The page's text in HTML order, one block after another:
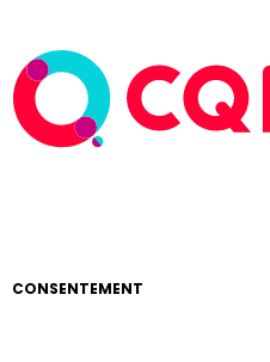
CONSENTEMENT